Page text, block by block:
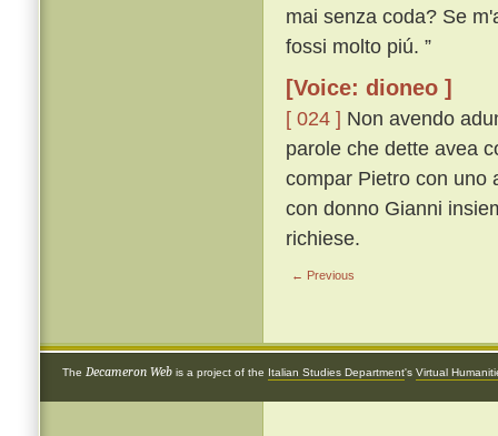
mai senza coda? Se
fossi molto piú. ”
[Voice: dioneo ]
[ 024 ] Non avendo
parole che dette avea
compar Pietro con uno
con donno Gianni
richiese.
← Previous
The Decameron Web is a project of the Italian Studies Department's Virtual